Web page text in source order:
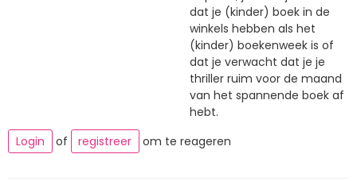
dat je (kinder) boek in de
winkels hebben als het
(kinder) boekenweek is of
dat je verwacht dat je je
thriller ruim voor de maand
van het spannende boek af
hebt.
Login
of registreer om te reageren